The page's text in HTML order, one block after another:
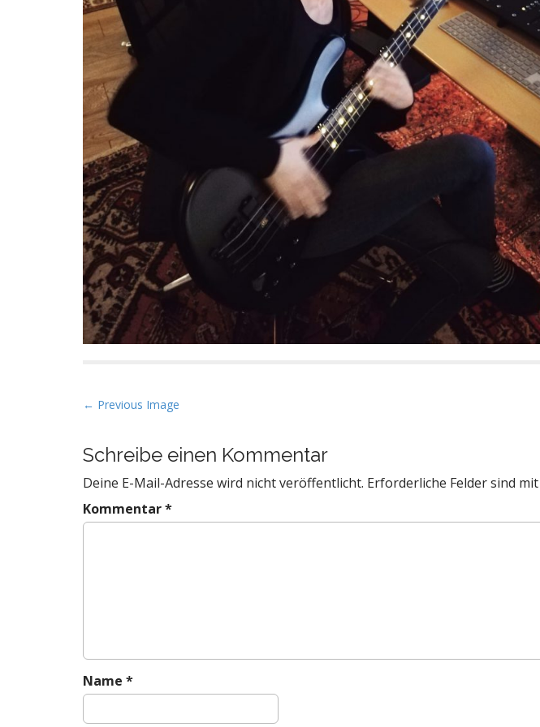
P
s
t
n
a
v
o
n
← Previous Image
Schreibe einen Kommentar
Deine E-Mail-Adresse wird nicht veröffentlicht. Erforderliche Felder sind mit
Kommentar*
Name *